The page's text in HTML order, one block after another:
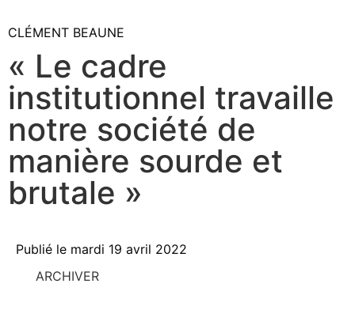
CLÉMENT BEAUNE
« Le cadre
institutionnel travaille
notre société de
manière sourde et
brutale »
Publié le mardi 19 avril 2022
ARCHIVER